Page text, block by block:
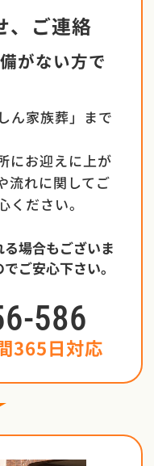
、ご連絡
がない方で
ん家族葬」まで
にお迎えに上が
流れに関してご
ださい。
場合もございま
ご安心下さい。
586
365日対応